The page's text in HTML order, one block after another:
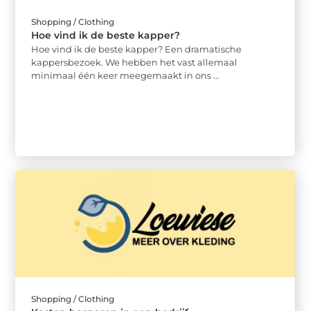
Shopping / Clothing
Hoe vind ik de beste kapper?
Hoe vind ik de beste kapper? Een dramatische
kappersbezoek. We hebben het vast allemaal
minimaal één keer meegemaakt in ons ...
Shopping / Clothing